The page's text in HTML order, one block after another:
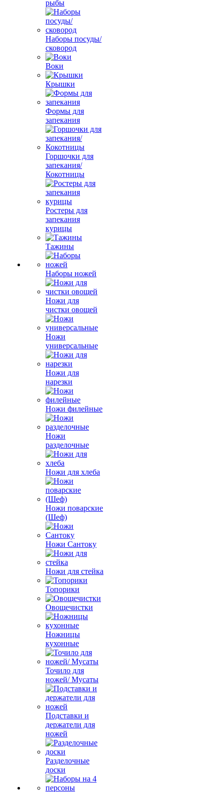
рыбы
Наборы посуды/
сковород
Воки
Крышки
Формы для
запекания
Горшочки для
запекания/
Кокотницы
Ростеры для
запекания
курицы
Тажины
Наборы ножей
Ножи для
чистки овощей
Ножи
универсальные
Ножи для
нарезки
Ножи филейные
Ножи
разделочные
Ножи для хлеба
Ножи поварские
(Шеф)
Ножи Сантоку
Ножи для стейка
Топорики
Овощечистки
Ножницы
кухонные
Точило для
ножей/ Мусаты
Подставки и
держатели для
ножей
Разделочные
доски